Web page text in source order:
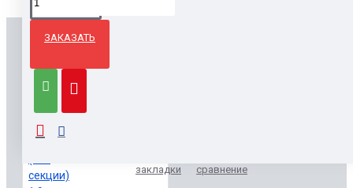
ЗАКАЗАТЬ
Поп ап классик (2х3 секции) 1,9 м- 2,3 м
закладки
сравнение